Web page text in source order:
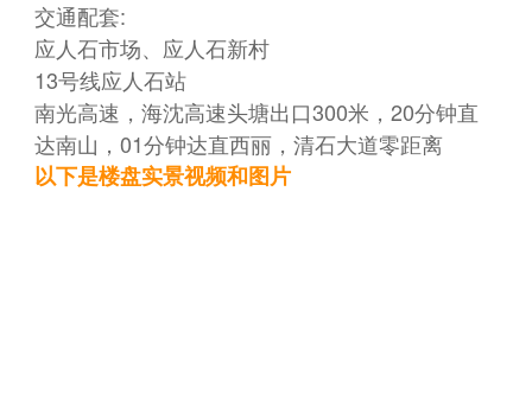
交通配套:
应人石市场、应人石新村
13号线应人石站
南光高速，海沈高速头塘出口300米，20分钟直
达南山，01分钟达直西丽，清石大道零距离
以下是楼盘实景视频和图片